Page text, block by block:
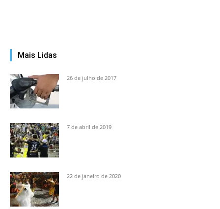
Mais Lidas
26 de julho de 2017
7 de abril de 2019
22 de janeiro de 2020